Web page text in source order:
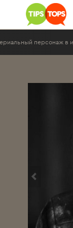
в истории #27